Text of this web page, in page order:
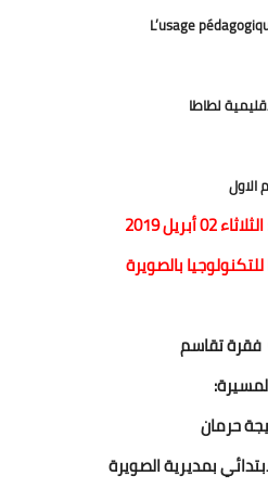
لطاطا
أبريل 2019
بالصويرة
حرمان
بمديرية الصويرة